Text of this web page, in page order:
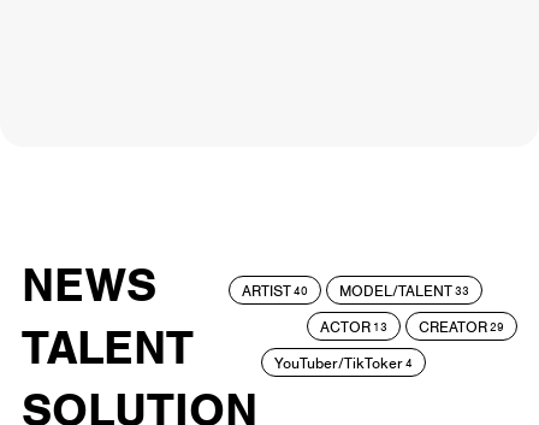
NEWS
TALENT
SOLUTION
ARTIST40 MODEL/TALENT33
ACTOR 13 CREATOR29
YouTuber/TikToker4